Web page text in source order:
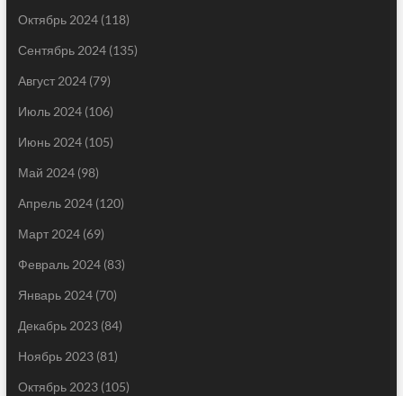
Октябрь 2024(118)
Сентябрь 2024(135)
Август 2024(79)
Июль 2024(106)
Июнь 2024(105)
Май 2024(98)
Апрель 2024(120)
Март 2024(69)
Февраль 2024(83)
Январь 2024(70)
Декабрь 2023(84)
Ноябрь 2023(81)
Октябрь 2023(105)